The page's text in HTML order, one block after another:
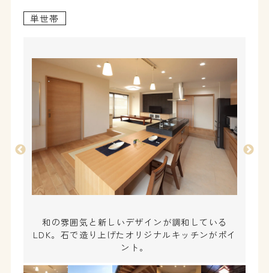
単世帯
和の雰囲気と新しいデザインが調和している
LDK。石で造り上げたオリジナルキッチンがポイ
ント。